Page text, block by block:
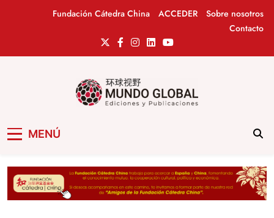
Fundación Cátedra China ACCEDER
Sobre nosotros
Contacto
MENÚ